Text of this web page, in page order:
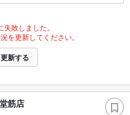
敗しました。
を更新してください。
新する
筋店